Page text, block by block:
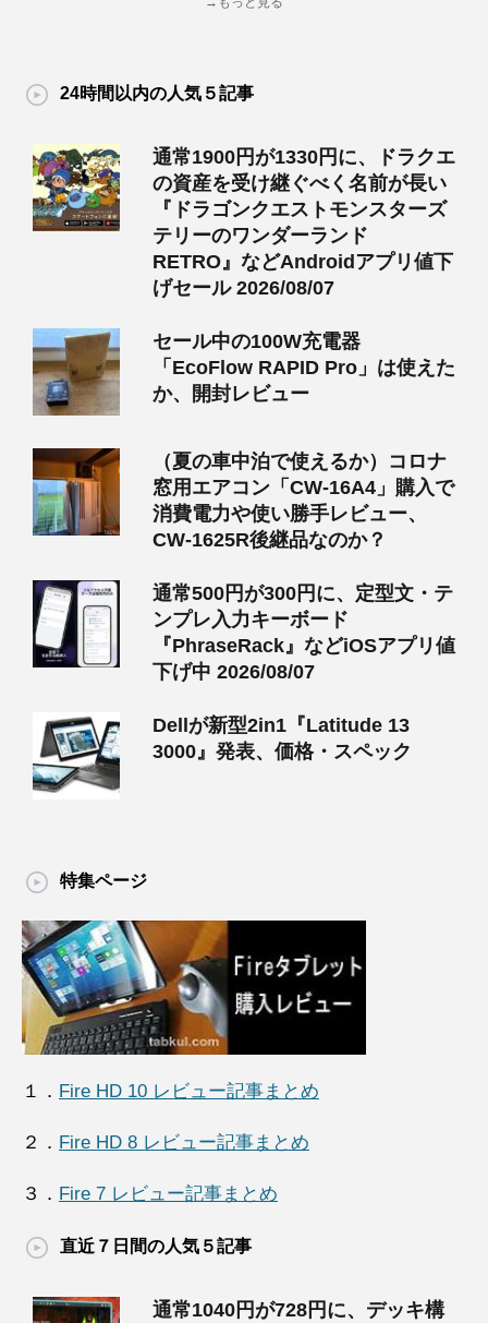
24時間以内の人気５記事
通常1900円が1330円に、ドラクエ
の資産を受け継ぐべく名前が長い
『ドラゴンクエストモンスターズ
テリーのワンダーランド
RETRO』などAndroidアプリ値下
げセール 2026/08/07
セール中の100W充電器
「EcoFlow RAPID Pro」は使えた
か、開封レビュー
（夏の車中泊で使えるか）コロナ
窓用エアコン「CW-16A4」購入で
消費電力や使い勝手レビュー、
CW-1625R後継品なのか？
通常500円が300円に、定型文・テ
ンプレ入力キーボード
『PhraseRack』などiOSアプリ値
下げ中 2026/08/07
Dellが新型2in1『Latitude 13
3000』発表、価格・スペック
特集ページ
１． Fire HD 10 レビュー記事まとめ
２． Fire HD 8 レビュー記事まとめ
３． Fire 7 レビュー記事まとめ
直近７日間の人気５記事
通常1040円が728円に、デッキ構